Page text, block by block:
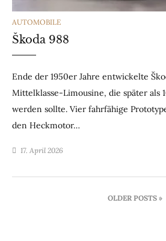
CATEGORIES
AUTOMOBILE
Škoda 988
Ende der 1950er Jahre entwickelte
Mittelklasse-Limousine, die später als
werden sollte. Vier fahrfähige
den Heckmotor…
17. April 2026
OLDER POSTS »